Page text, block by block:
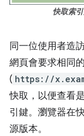
快取索
同一位使用者造
網頁會要求相同
( https://
快取，以便查看
引鍵。瀏覽器在
源版本。